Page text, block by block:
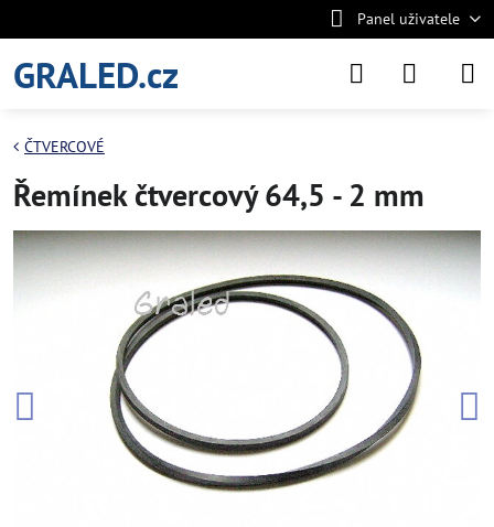
Panel uživatele
GRALED.cz
ČTVERCOVÉ
Řemínek čtvercový 64,5 - 2 mm